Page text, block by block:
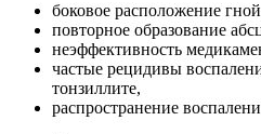
боковое расположение
повторное образование
неэффективность
частые рецидивы
тонзиллите,
распространение